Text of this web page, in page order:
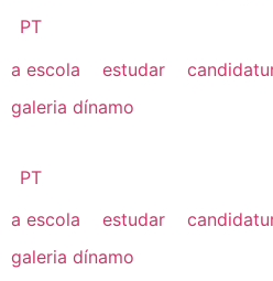
PT
a escola
estudar
galeria dínamo
PT
a escola
estudar
galeria dínamo